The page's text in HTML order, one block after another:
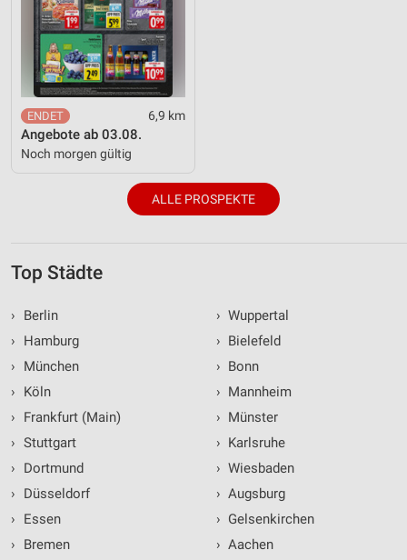
6,9 km
Angebote ab 03.08.
Noch morgen gültig
ALLE PROSPEKTE
Top Städte
›
Berlin
›
Hamburg
›
München
›
Köln
›
Frankfurt (Main)
› Stuttgart
›
Dortmund
›
Düsseldorf
›
Essen
›
Bremen
› Wuppertal
› Bielefeld
› Bonn
› Mannheim
› Münster
› Karlsruhe
› Wiesbaden
› Augsburg
› Gelsenkirchen
› Aachen